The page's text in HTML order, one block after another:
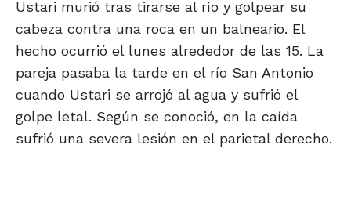
Ustari murió tras tirarse al río y golpear su
cabeza contra una roca en un balneario. El
hecho ocurrió el lunes alrededor de las 15. La
pareja pasaba la tarde en el río San Antonio
cuando Ustari se arrojó al agua y sufrió el
golpe letal. Según se conoció, en la caída
sufrió una severa lesión en el parietal derecho.